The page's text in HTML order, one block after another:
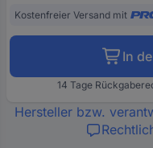
Kostenfreier Versand mit
In
14 Tage
Hersteller bzw.